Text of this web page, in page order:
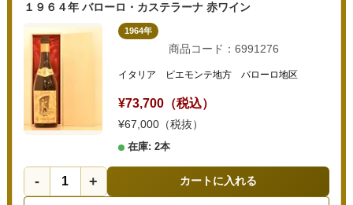
１９６４年 バローロ・カステラーナ 赤ワイン
1964年
商品コード：6991276
イタリア ピエモンテ地方 バローロ地区
¥73,700（税込）
¥67,000（税抜）
在庫: 2本
- + カートに入れる